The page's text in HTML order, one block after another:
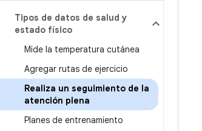
Tipos de datos de salud y
estado físico
Mide la temperatura cutánea
Agregar rutas de ejercicio
Realiza un seguimiento de la
atención plena
Planes de entrenamiento